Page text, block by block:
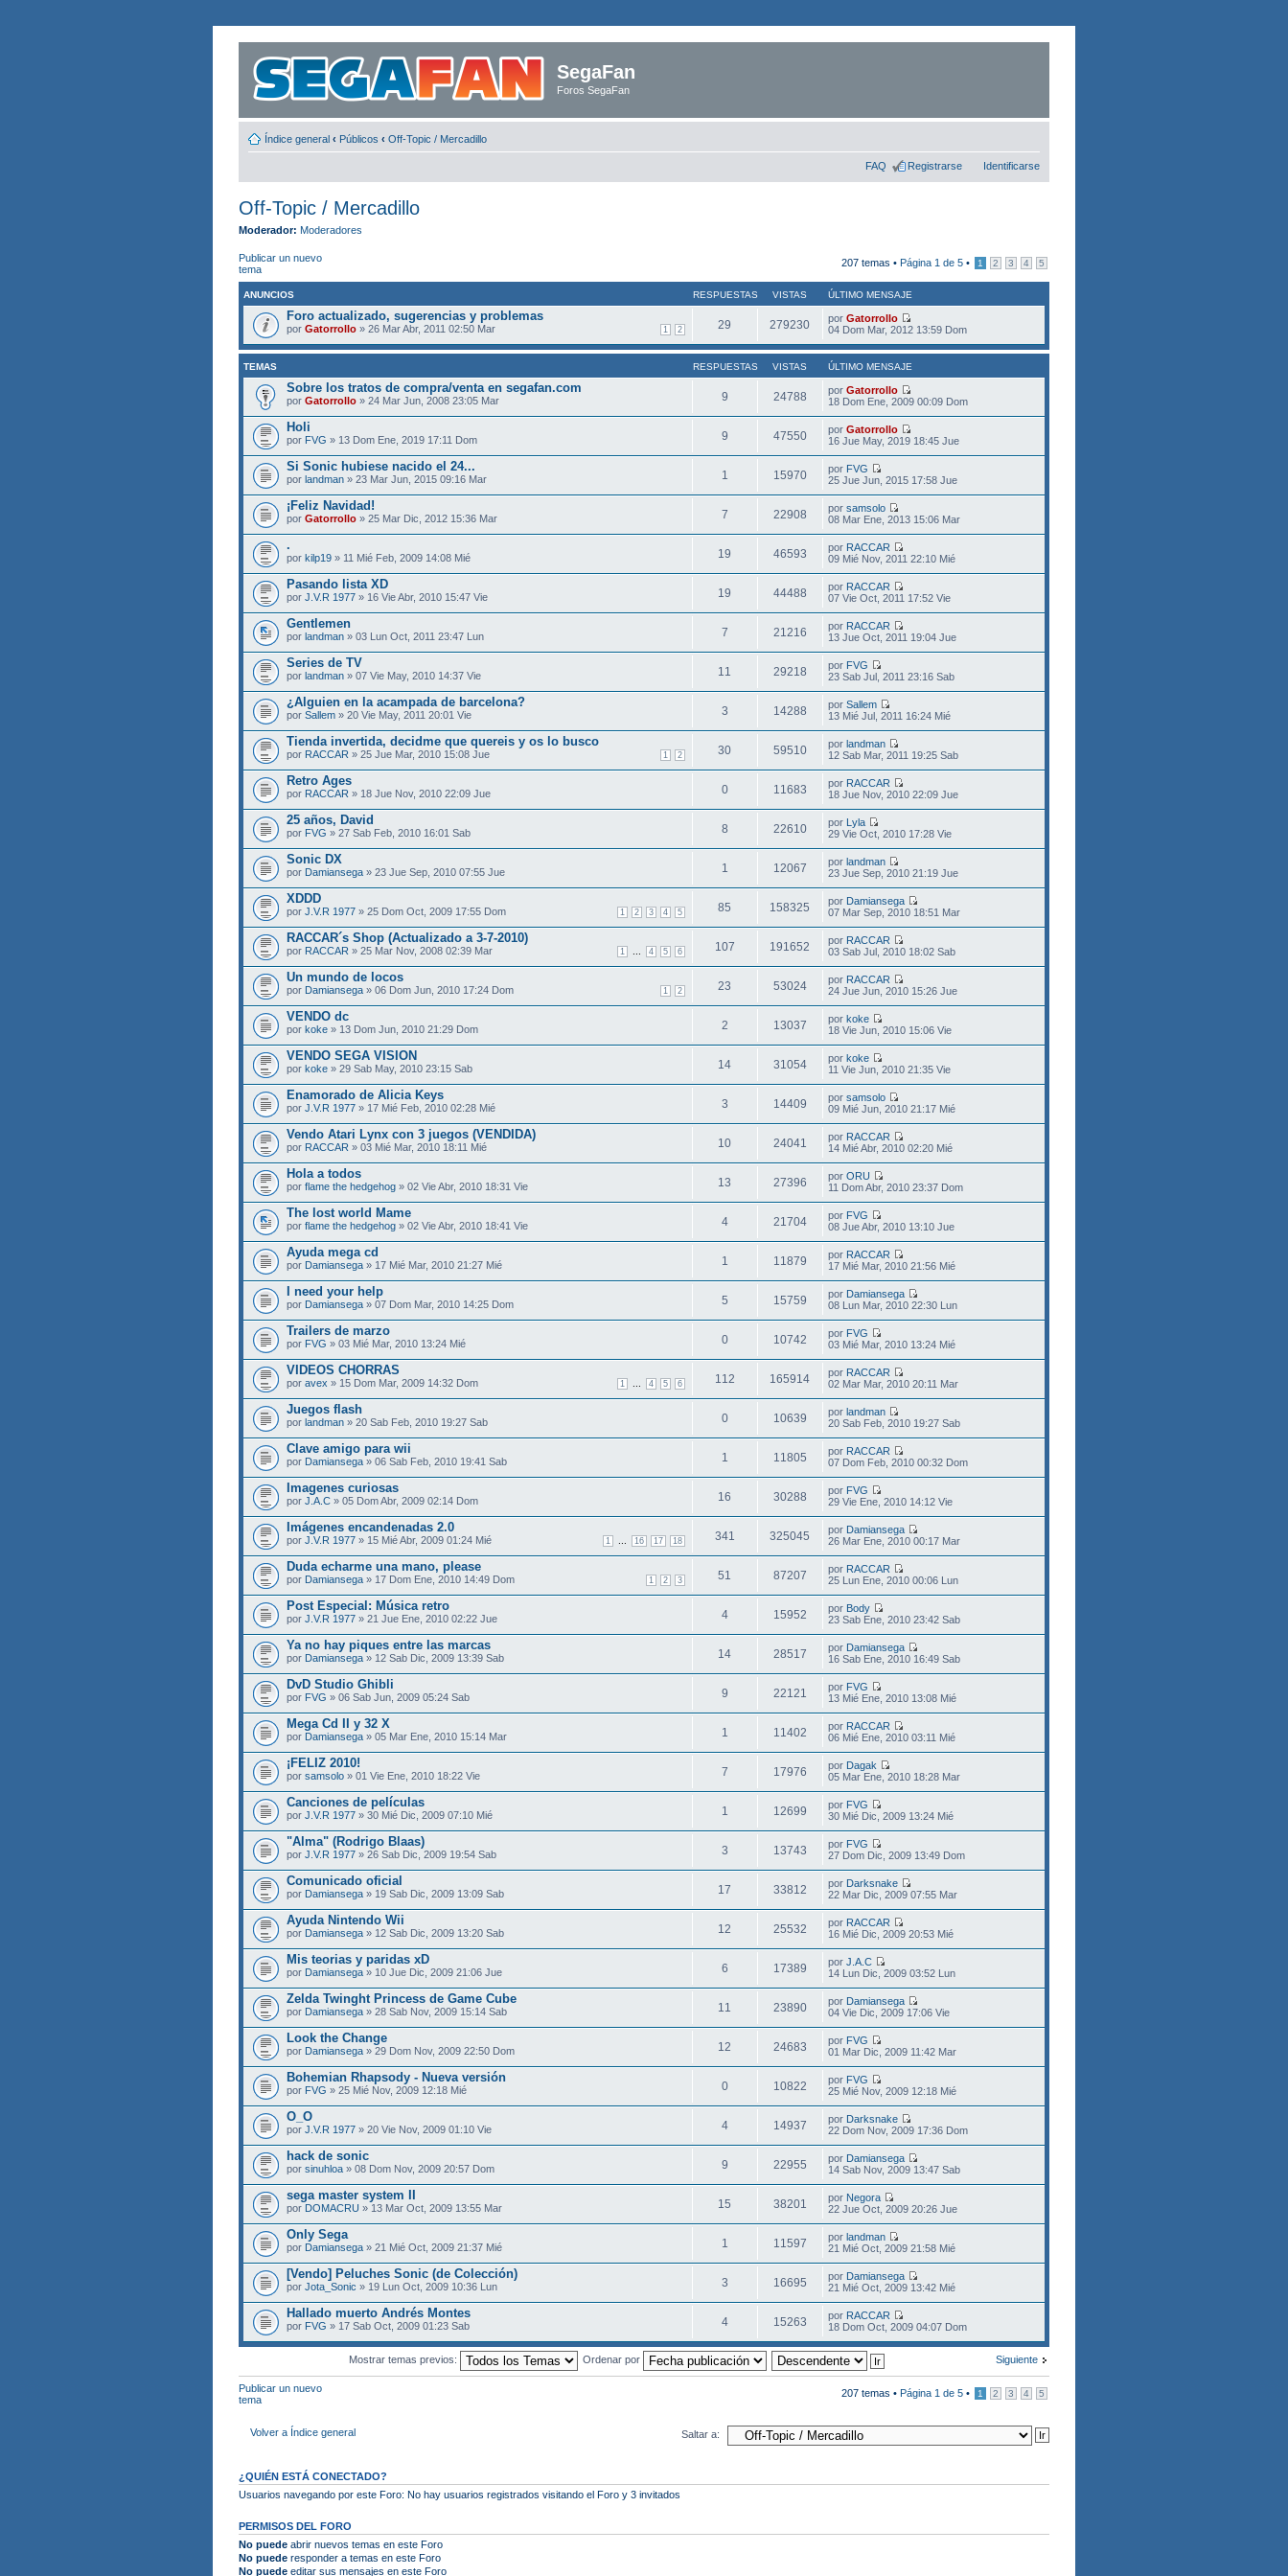
SegaFan
Foros SegaFan
Índice general ‹ Públicos ‹ Off-Topic / Mercadillo
FAQ Registrarse Identificarse
Off-Topic / Mercadillo
Moderador: Moderadores
Publicar un nuevo
tema
207 temas • Página 1 de 5 • 1 2 3 4 5
ANUNCIOS RESPUESTAS VISTAS ÚLTIMO MENSAJE
Foro actualizado, sugerencias y problemas
1 2
por Gatorrollo » 26 Mar Abr, 2011 02:50 Mar 29 279230 por Gatorrollo
04 Dom Mar, 2012 13:59 Dom
TEMAS RESPUESTAS VISTAS ÚLTIMO MENSAJE
Sobre los tratos de compra/venta en segafan.com
por Gatorrollo » 24 Mar Jun, 2008 23:05 Mar 9 24788 por Gatorrollo
18 Dom Ene, 2009 00:09 Dom
Holi
por FVG » 13 Dom Ene, 2019 17:11 Dom 9 47550 por Gatorrollo
16 Jue May, 2019 18:45 Jue
Si Sonic hubiese nacido el 24...
por landman » 23 Mar Jun, 2015 09:16 Mar 1 15970 por FVG
25 Jue Jun, 2015 17:58 Jue
¡Feliz Navidad!
por Gatorrollo » 25 Mar Dic, 2012 15:36 Mar 7 22908 por samsolo
08 Mar Ene, 2013 15:06 Mar
.
por kilp19 » 11 Mié Feb, 2009 14:08 Mié 19 46593 por RACCAR
09 Mié Nov, 2011 22:10 Mié
Pasando lista XD
por J.V.R 1977 » 16 Vie Abr, 2010 15:47 Vie 19 44488 por RACCAR
07 Vie Oct, 2011 17:52 Vie
Gentlemen
por landman » 03 Lun Oct, 2011 23:47 Lun 7 21216 por RACCAR
13 Jue Oct, 2011 19:04 Jue
Series de TV
por landman » 07 Vie May, 2010 14:37 Vie 11 29218 por FVG
23 Sab Jul, 2011 23:16 Sab
¿Alguien en la acampada de barcelona?
por Sallem » 20 Vie May, 2011 20:01 Vie 3 14288 por Sallem
13 Mié Jul, 2011 16:24 Mié
Tienda invertida, decidme que quereis y os lo busco
1 2
por RACCAR » 25 Jue Mar, 2010 15:08 Jue 30 59510 por landman
12 Sab Mar, 2011 19:25 Sab
Retro Ages
por RACCAR » 18 Jue Nov, 2010 22:09 Jue 0 11683 por RACCAR
18 Jue Nov, 2010 22:09 Jue
25 años, David
por FVG » 27 Sab Feb, 2010 16:01 Sab 8 22610 por Lyla
29 Vie Oct, 2010 17:28 Vie
Sonic DX
por Damiansega » 23 Jue Sep, 2010 07:55 Jue 1 12067 por landman
23 Jue Sep, 2010 21:19 Jue
XDDD
1 2 3 4 5
por J.V.R 1977 » 25 Dom Oct, 2009 17:55 Dom 85 158325 por Damiansega
07 Mar Sep, 2010 18:51 Mar
RACCAR´s Shop (Actualizado a 3-7-2010)
1 4 5 6
por RACCAR » 25 Mar Nov, 2008 02:39 Mar 107 191652 por RACCAR
03 Sab Jul, 2010 18:02 Sab
Un mundo de locos
1 2
por Damiansega » 06 Dom Jun, 2010 17:24 Dom 23 53024 por RACCAR
24 Jue Jun, 2010 15:26 Jue
VENDO dc
por koke » 13 Dom Jun, 2010 21:29 Dom 2 13037 por koke
18 Vie Jun, 2010 15:06 Vie
VENDO SEGA VISION
por koke » 29 Sab May, 2010 23:15 Sab 14 31054 por koke
11 Vie Jun, 2010 21:35 Vie
Enamorado de Alicia Keys
por J.V.R 1977 » 17 Mié Feb, 2010 02:28 Mié 3 14409 por samsolo
09 Mié Jun, 2010 21:17 Mié
Vendo Atari Lynx con 3 juegos (VENDIDA)
por RACCAR » 03 Mié Mar, 2010 18:11 Mié 10 24041 por RACCAR
14 Mié Abr, 2010 02:20 Mié
Hola a todos
por flame the hedgehog » 02 Vie Abr, 2010 18:31 Vie 13 27396 por ORU
11 Dom Abr, 2010 23:37 Dom
The lost world Mame
por flame the hedgehog » 02 Vie Abr, 2010 18:41 Vie 4 21704 por FVG
08 Jue Abr, 2010 13:10 Jue
Ayuda mega cd
por Damiansega » 17 Mié Mar, 2010 21:27 Mié 1 11879 por RACCAR
17 Mié Mar, 2010 21:56 Mié
I need your help
por Damiansega » 07 Dom Mar, 2010 14:25 Dom 5 15759 por Damiansega
08 Lun Mar, 2010 22:30 Lun
Trailers de marzo
por FVG » 03 Mié Mar, 2010 13:24 Mié 0 10742 por FVG
03 Mié Mar, 2010 13:24 Mié
VIDEOS CHORRAS
1 4 5 6
por avex » 15 Dom Mar, 2009 14:32 Dom 112 165914 por RACCAR
02 Mar Mar, 2010 20:11 Mar
Juegos flash
por landman » 20 Sab Feb, 2010 19:27 Sab 0 10639 por landman
20 Sab Feb, 2010 19:27 Sab
Clave amigo para wii
por Damiansega » 06 Sab Feb, 2010 19:41 Sab 1 11805 por RACCAR
07 Dom Feb, 2010 00:32 Dom
Imagenes curiosas
por J.A.C » 05 Dom Abr, 2009 02:14 Dom 16 30288 por FVG
29 Vie Ene, 2010 14:12 Vie
Imágenes encandenadas 2.0
1 16 17 18
por J.V.R 1977 » 15 Mié Abr, 2009 01:24 Mié 341 325045 por Damiansega
26 Mar Ene, 2010 00:17 Mar
Duda echarme una mano, please
1 2 3
por Damiansega » 17 Dom Ene, 2010 14:49 Dom 51 87207 por RACCAR
25 Lun Ene, 2010 00:06 Lun
Post Especial: Música retro
por J.V.R 1977 » 21 Jue Ene, 2010 02:22 Jue 4 15952 por Body
23 Sab Ene, 2010 23:42 Sab
Ya no hay piques entre las marcas
por Damiansega » 12 Sab Dic, 2009 13:39 Sab 14 28517 por Damiansega
16 Sab Ene, 2010 16:49 Sab
DvD Studio Ghibli
por FVG » 06 Sab Jun, 2009 05:24 Sab 9 22121 por FVG
13 Mié Ene, 2010 13:08 Mié
Mega Cd II y 32 X
por Damiansega » 05 Mar Ene, 2010 15:14 Mar 1 11402 por RACCAR
06 Mié Ene, 2010 03:11 Mié
¡FELIZ 2010!
por samsolo » 01 Vie Ene, 2010 18:22 Vie 7 17976 por Dagak
05 Mar Ene, 2010 18:28 Mar
Canciones de películas
por J.V.R 1977 » 30 Mié Dic, 2009 07:10 Mié 1 12699 por FVG
30 Mié Dic, 2009 13:24 Mié
"Alma" (Rodrigo Blaas)
por J.V.R 1977 » 26 Sab Dic, 2009 19:54 Sab 3 13743 por FVG
27 Dom Dic, 2009 13:49 Dom
Comunicado oficial
por Damiansega » 19 Sab Dic, 2009 13:09 Sab 17 33812 por Darksnake
22 Mar Dic, 2009 07:55 Mar
Ayuda Nintendo Wii
por Damiansega » 12 Sab Dic, 2009 13:20 Sab 12 25532 por RACCAR
16 Mié Dic, 2009 20:53 Mié
Mis teorias y paridas xD
por Damiansega » 10 Jue Dic, 2009 21:06 Jue 6 17389 por J.A.C
14 Lun Dic, 2009 03:52 Lun
Zelda Twinght Princess de Game Cube
por Damiansega » 28 Sab Nov, 2009 15:14 Sab 11 23890 por Damiansega
04 Vie Dic, 2009 17:06 Vie
Look the Change
por Damiansega » 29 Dom Nov, 2009 22:50 Dom 12 24683 por FVG
01 Mar Dic, 2009 11:42 Mar
Bohemian Rhapsody - Nueva versión
por FVG » 25 Mié Nov, 2009 12:18 Mié 0 10822 por FVG
25 Mié Nov, 2009 12:18 Mié
O_O
por J.V.R 1977 » 20 Vie Nov, 2009 01:10 Vie 4 14937 por Darksnake
22 Dom Nov, 2009 17:36 Dom
hack de sonic
por sinuhloa » 08 Dom Nov, 2009 20:57 Dom 9 22955 por Damiansega
14 Sab Nov, 2009 13:47 Sab
sega master system II
por DOMACRU » 13 Mar Oct, 2009 13:55 Mar 15 38201 por Negora
22 Jue Oct, 2009 20:26 Jue
Only Sega
por Damiansega » 21 Mié Oct, 2009 21:37 Mié 1 11597 por landman
21 Mié Oct, 2009 21:58 Mié
[Vendo] Peluches Sonic (de Colección)
por Jota_Sonic » 19 Lun Oct, 2009 10:36 Lun 3 16695 por Damiansega
21 Mié Oct, 2009 13:42 Mié
Hallado muerto Andrés Montes
por FVG » 17 Sab Oct, 2009 01:23 Sab 4 15263 por RACCAR
18 Dom Oct, 2009 04:07 Dom
Siguiente
Mostrar temas previos: Ordenar por
Publicar un nuevo
tema
207 temas • Página 1 de 5 • 1 2 3 4 5
Volver a Índice general Saltar a:
¿QUIÉN ESTÁ CONECTADO?
Usuarios navegando por este Foro: No hay usuarios registrados visitando el Foro y 3 invitados
PERMISOS DEL FORO
No puede abrir nuevos temas en este Foro
No puede responder a temas en este Foro
No puede editar sus mensajes en este Foro